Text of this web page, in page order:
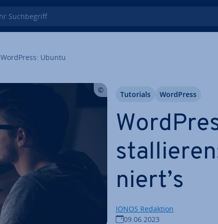
Such­be­griff
WordPress: Ubuntu
niert’s
IONOS Redaktion
09.06.2023
Tutorials WordPress